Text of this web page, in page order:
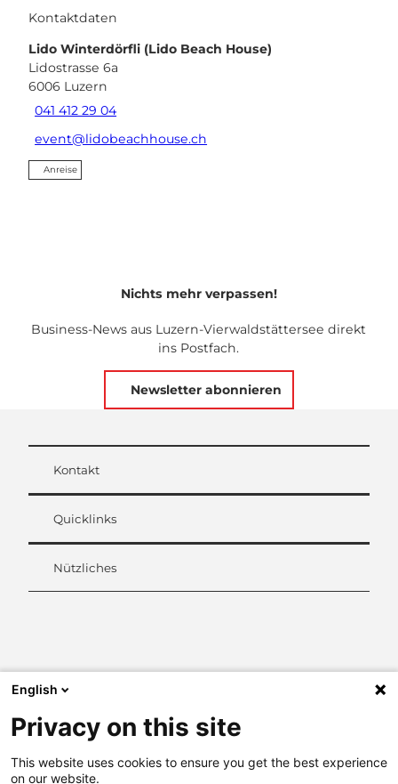
Kontaktdaten
Lido Winterdörfli (Lido Beach House)
Lidostrasse 6a
6006 Luzern
041 412 29 04
event@lidobeachhouse.ch
Anreise
Nichts mehr verpassen!
Business-News aus Luzern-Vierwaldstättersee direkt
ins Postfach.
Newsletter abonnieren
Kontakt
Quicklinks
Nützliches
d
I
English
Privacy on this site
This website uses cookies to ensure you get the best experience
on our website.